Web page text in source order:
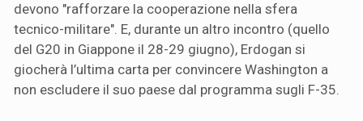
devono "rafforzare la cooperazione nella sfera
tecnico-militare". E, durante un altro incontro (quello
del G20 in Giappone il 28-29 giugno), Erdogan si
giocherà l’ultima carta per convincere Washington a
non escludere il suo paese dal programma sugli F-35.